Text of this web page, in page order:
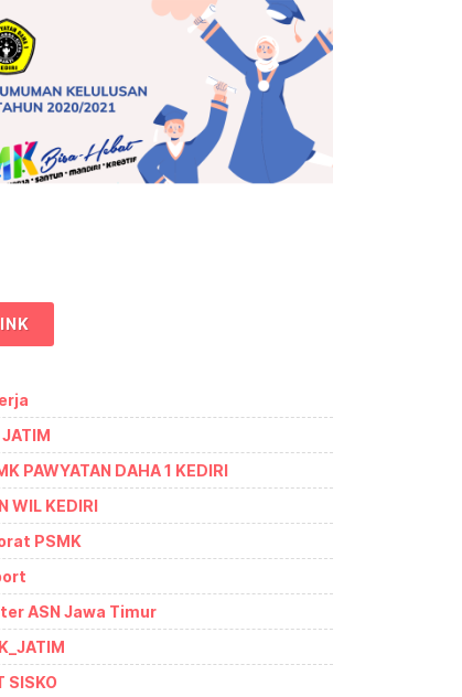
PAWYATAN DAHA 1 KEDIRI
WIL KEDIRI
PSMK
ASN Jawa Timur
SISKO